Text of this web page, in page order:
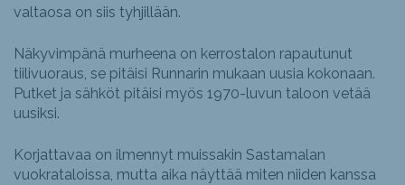
valtaosa on siis tyhjillään.
Näkyvimpänä murheena on kerrostalon rapautunut
tiilivuoraus, se pitäisi Runnarin mukaan uusia kokonaan.
Putket ja sähköt pitäisi myös 1970-luvun taloon vetää
uusiksi.
Korjattavaa on ilmennyt muissakin Sastamalan
vuokrataloissa, mutta aika näyttää miten niiden kanssa